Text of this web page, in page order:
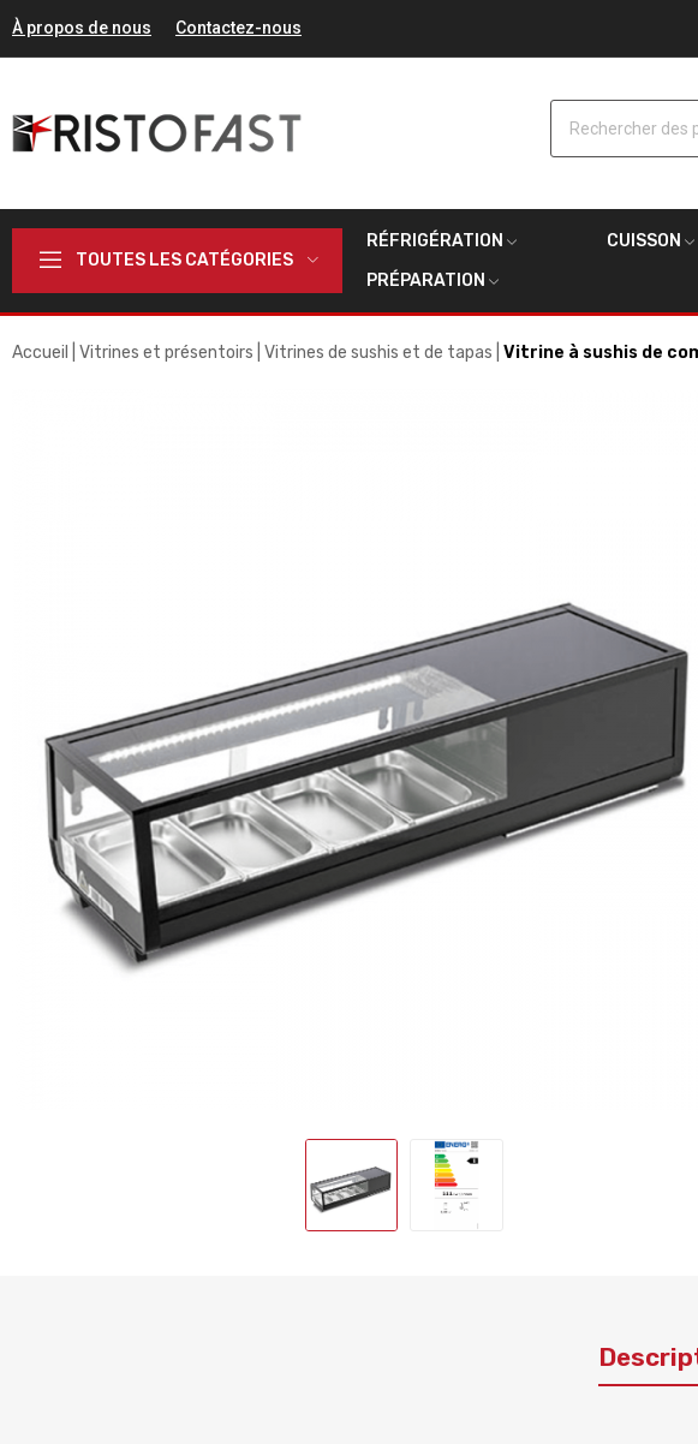
À propos de nous Contactez-nous
Rechercher des
TOUTES LES CATÉGORIES
RÉFRIGÉRATION CUISSON
PRÉPARATION
Accueil Vitrines et présentoirs Vitrines de sushis et de tapas Vitrine à sushis de